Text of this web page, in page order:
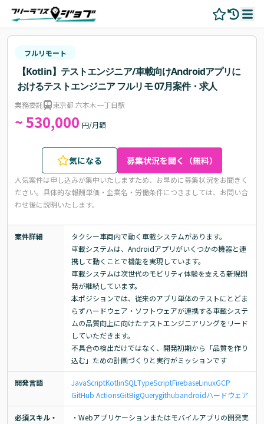
フルリモート
【Kotlin】テストエンジニア/車載向けAndroidアプリに
おけるテストエンジニア フルリモ 07月案件・求人
業務委託 東京都 六本木一丁目駅
~ 530,000 円/月額
気になる 募集状況を聞く（無料）
人気案件は申し込みが集中いたしますため、お早めに募集状況をお聞きく
ださい。 具体的な報酬単価・企業名・労働条件につきましては、お問い合
わせ後に説明いたします。
案件詳細
タクシー車両内で動く車載システムがあります。
車載システムは、Androidアプリがいくつかの機器と連
携して動くことで機能を実現しています。
車載システムは次世代のモビリティ体験を支える新規開
発が継続しています。
本ポジションでは、従来のアプリ単体のテストにとどま
らずハードウェア・ソフトウェアが連携する車載システ
ムの品質向上に向けたテストエンジニアリングをリード
していただきます。
不具合の検出だけではなく、開発初期から「品質を作り
込む」ための計画づくりと実行がミッションです
開発言語 JavaScriptKotlinSQL TypeScriptFirebaseLinuxGCP
GitHub ActionsGitBigQuerygithubandroidハードウェア
必須スキル・
・Webアプリケーションまたはモバイルアプリの開発実